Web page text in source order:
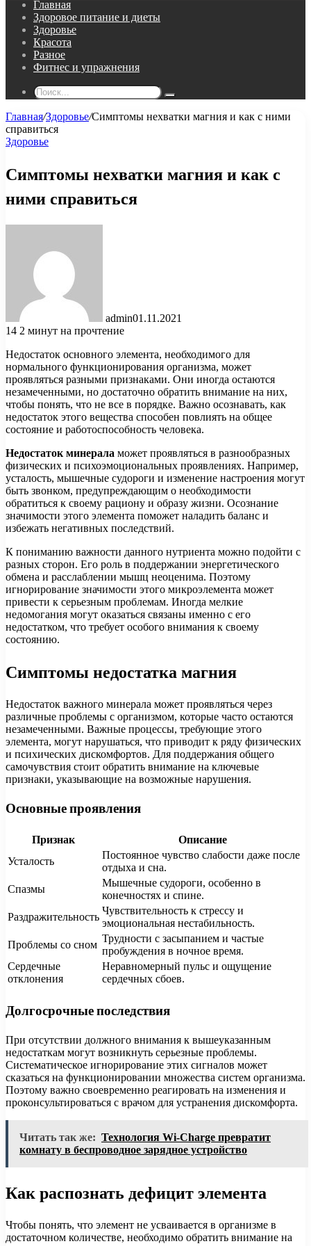
Главная
Здоровое питание и диеты
Здоровье
Красота
Разное
Фитнес и упражнения
Поиск...
Главная/Здоровье/Симптомы нехватки магния и как с ними
справиться
Здоровье
Симптомы нехватки магния и как с
ними справиться
admin01.11.2021
14 2 минут на прочтение
Недостаток основного элемента, необходимого для
нормального функционирования организма, может
проявляться разными признаками. Они иногда остаются
незамеченными, но достаточно обратить внимание на них,
чтобы понять, что не все в порядке. Важно осознавать, как
недостаток этого вещества способен повлиять на общее
состояние и работоспособность человека.
Недостаток минерала может проявляться в разнообразных
физических и психоэмоциональных проявлениях. Например,
усталость, мышечные судороги и изменение настроения могут
быть звонком, предупреждающим о необходимости
обратиться к своему рациону и образу жизни. Осознание
значимости этого элемента поможет наладить баланс и
избежать негативных последствий.
К пониманию важности данного нутриента можно подойти с
разных сторон. Его роль в поддержании энергетического
обмена и расслаблении мышц неоценима. Поэтому
игнорирование значимости этого микроэлемента может
привести к серьезным проблемам. Иногда мелкие
недомогания могут оказаться связаны именно с его
недостатком, что требует особого внимания к своему
состоянию.
Симптомы недостатка магния
Недостаток важного минерала может проявляться через
различные проблемы с организмом, которые часто остаются
незамеченными. Важные процессы, требующие этого
элемента, могут нарушаться, что приводит к ряду физических
и психических дискомфортов. Для поддержания общего
самочувствия стоит обратить внимание на ключевые
признаки, указывающие на возможные нарушения.
Основные проявления
Признак
Описание
Усталость
Постоянное чувство слабости даже после
отдыха и сна.
Спазмы
Мышечные судороги, особенно в
конечностях и спине.
Раздражительность
Чувствительность к стрессу и
эмоциональная нестабильность.
Проблемы со сном
Трудности с засыпанием и частые
пробуждения в ночное время.
Сердечные
отклонения
Неравномерный пульс и ощущение
сердечных сбоев.
Долгосрочные последствия
При отсутствии должного внимания к вышеуказанным
недостаткам могут возникнуть серьезные проблемы.
Систематическое игнорирование этих сигналов может
сказаться на функционировании множества систем организма.
Поэтому важно своевременно реагировать на изменения и
проконсультироваться с врачом для устранения дискомфорта.
Читать так же: Технология Wi-Charge превратит
комнату в беспроводное зарядное устройство
Как распознать дефицит элемента
Чтобы понять, что элемент не усваивается в организме в
достаточном количестве, необходимо обратить внимание на